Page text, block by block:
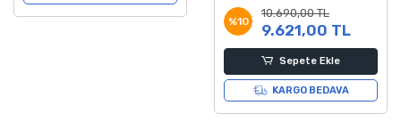
%10
10.690,00 TL
9.621,00 TL
Sepete Ekle
KARGO BEDAVA